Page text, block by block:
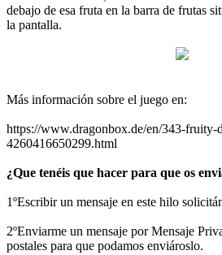
debajo de esa fruta en la barra de frutas
la pantalla.
Más información sobre el juego en:
https://www.dragonbox.de/en/343-fruity-
4260416650299.html
¿Que tenéis que hacer para que os
1ºEscribir un mensaje en este hilo
2ºEnviarme un mensaje por Mensaje
postales para que podamos enviároslo.